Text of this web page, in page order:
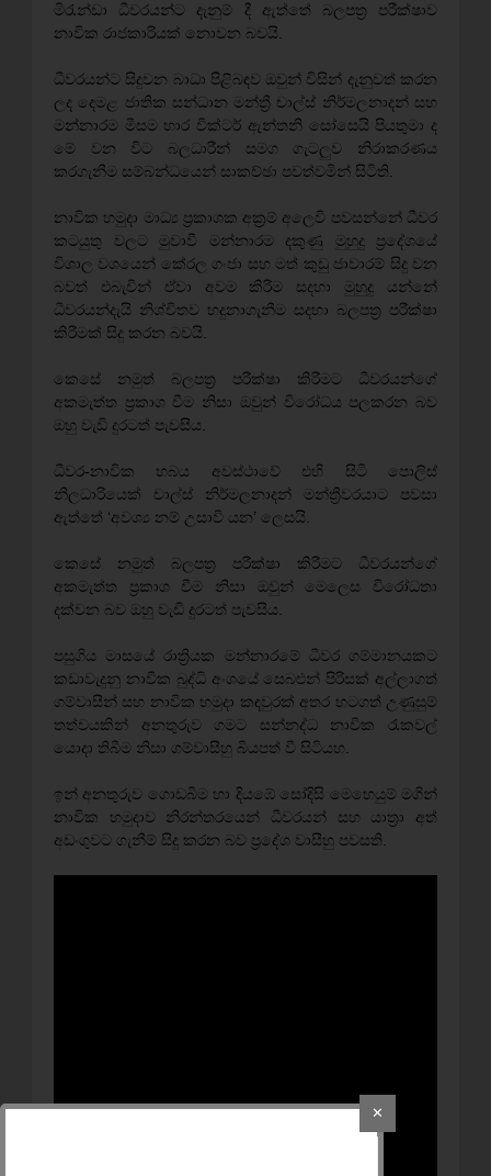
මිරැන්ඩා ධීවරයන්ට දැනුම් දී ඇත්තේ බලපත්‍ර පරීක්ෂාව
නාවික රාජකාරියක් නොවන බවයි.
ධීවරයන්ට සිදුවන බාධා පිළිබඳව ඔවුන් විසින් දැනුවත් කරන
ලද දෙමළ ජාතික සන්ධාන මන්ත්‍රී චාල්ස් නිර්මලනාදන් සහ
මන්නාරම මීසම භාර වික්ටර් ඇන්තනි සෝසෙයි පියතුමා ද
මේ වන විට බලධාරීන් සමග ගැටලුව නිරාකරණය
කරගැනීම සම්බන්ධයෙන් සාකච්ඡා පවත්වමින් සිටිති.
නාවික හමුදා මාධ්‍ය ප්‍රකාශක අක්‍රම් අලෙවි පවසන්නේ ධීවර
කටයුතු වලට මුවාවී මන්නාරම දකුණු මුහුදු ප්‍රදේශයේ
විශාල වශයෙන් කේරල ගංජා සහ මත් කුඩු ජාවාරම් සිදු වන
බවත් එබැවින් ඒවා අවම කිරීම සදහා මුහුදු යන්නේ
ධීවරයන්දැයි නිශ්චිතව හදුනාගැනීම සදහා බලපත්‍ර පරීක්ෂා
කිරීමක් සිදු කරන බවයි.
කෙසේ නමුත් බලපත්‍ර පරීක්ෂා කිරීමට ධීවරයන්ගේ
අකමැත්ත ප්‍රකාශ වීම නිසා ඔවුන් විරෝධය පලකරන බව
ඔහු වැඩි දුරටත් පැවසීය.
ධීවර-නාවික හබය අවස්ථාවේ එහි සිටි පොලිස්
නිලධාරියෙක් චාල්ස් නිර්මලනාදන් මන්ත්‍රීවරයාට පවසා
ඇත්තේ ‘අවශ්‍ය නම් උසාවි යන’ ලෙසයි.
කෙසේ නමුත් බලපත්‍ර පරීක්ෂා කිරීමට ධීවරයන්ගේ
අකමැත්ත ප්‍රකාශ වීම නිසා ඔවුන් මෙලෙස විරෝධතා
දක්වන බව ඔහු වැඩි දුරටත් පැවසීය.
පසුගිය මාසයේ රාත්‍රියක මන්නාරමේ ධීවර ගම්මානයකට
කඩාවැදුනු නාවික බුද්ධි අංශයේ සෙබළුන් පිරිසක් අල්ලාගත්
ගම්වාසීන් සහ නාවික හමුදා කඳවුරක් අතර හටගත් උණුසුම්
තත්වයකින් අනතුරුව ගමට සන්නද්ධ නාවික රැකවල්
යොදා තිබීම නිසා ගම්වාසීහු බියපත් වී සිටියහ.
ඉන් අනතුරුව ගොඩබිම හා දියඹේ සෝදිසි මෙහෙයුම් මගින්
නාවික හමුදාව නිරන්තරයෙන් ධීවරයන් සහ යාත්‍රා අත්
අඩංගුවට ගැනීම් සිදු කරන බව ප්‍රදේශ වාසීහු පවසති.
✕